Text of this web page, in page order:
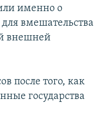
именно о
вмешательства
внешней
после того, как
государства